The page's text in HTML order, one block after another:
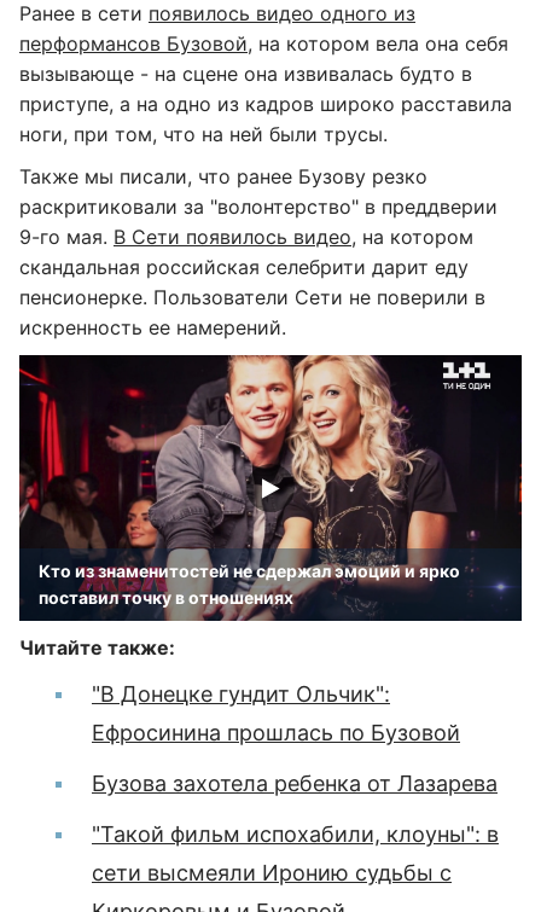
Ранее в сети появилось видео одного из
перформансов Бузовой, на котором вела она себя
вызывающе - на сцене она извивалась будто в
приступе, а на одно из кадров широко расставила
ноги, при том, что на ней были трусы.
Также мы писали, что ранее Бузову резко
раскритиковали за "волонтерство" в преддверии
9-го мая. В Сети появилось видео, на котором
скандальная российская селебрити дарит еду
пенсионерке. Пользователи Сети не поверили в
искренность ее намерений.
Кто из знаменитостей не сдержал эмоций и ярко
поставил точку в отношениях
Читайте также:
"В Донецке гундит Ольчик":
Ефросинина прошлась по Бузовой
Бузова захотела ребенка от Лазарева
"Такой фильм испохабили, клоуны": в
сети высмеяли Иронию судьбы с